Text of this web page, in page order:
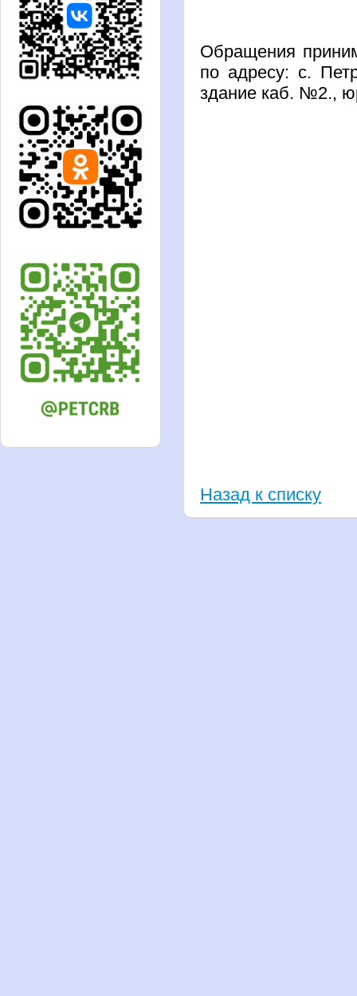
Обращения
по адресу: с.
здание каб. №2.,
Назад к списку